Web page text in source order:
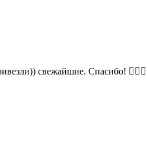
свежайшие. Спасибо!